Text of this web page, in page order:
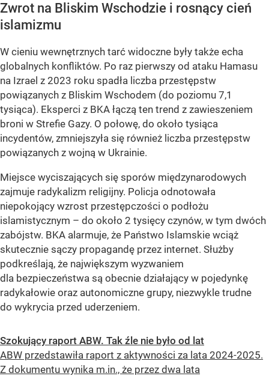
Zwrot na Bliskim Wschodzie i rosnący cień
islamizmu
W cieniu wewnętrznych tarć widoczne były także echa
globalnych konfliktów. Po raz pierwszy od ataku Hamasu
na Izrael z 2023 roku spadła liczba przestępstw
powiązanych z Bliskim Wschodem (do poziomu 7,1
tysiąca). Eksperci z BKA łączą ten trend z zawieszeniem
broni w Strefie Gazy. O połowę, do około tysiąca
incydentów, zmniejszyła się również liczba przestępstw
powiązanych z wojną w Ukrainie.
Miejsce wyciszających się sporów międzynarodowych
zajmuje radykalizm religijny. Policja odnotowała
niepokojący wzrost przestępczości o podłożu
islamistycznym – do około 2 tysięcy czynów, w tym dwóch
zabójstw. BKA alarmuje, że Państwo Islamskie wciąż
skutecznie sączy propagandę przez internet. Służby
podkreślają, że największym wyzwaniem
dla bezpieczeństwa są obecnie działający w pojedynkę
radykałowie oraz autonomiczne grupy, niezwykle trudne
do wykrycia przed uderzeniem.
Szokujący raport ABW. Tak źle nie było od lat
ABW przedstawiła raport z aktywności za lata 2024-2025.
Z dokumentu wynika m.in., że przez dwa lata